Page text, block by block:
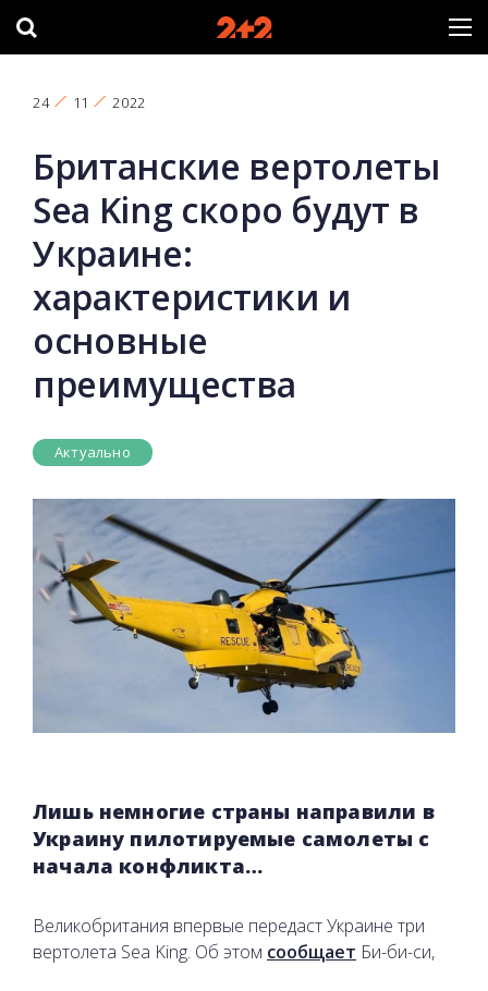
24 11 2022
Британские вертолеты
Sea King скоро будут в
Украине:
характеристики и
основные
преимущества
Актуально
Лишь немногие страны направили в
Украину пилотируемые самолеты с
начала конфликта…
Великобритания впервые передаст Украине три
вертолета Sea King. Об этом сообщает Би-би-си,